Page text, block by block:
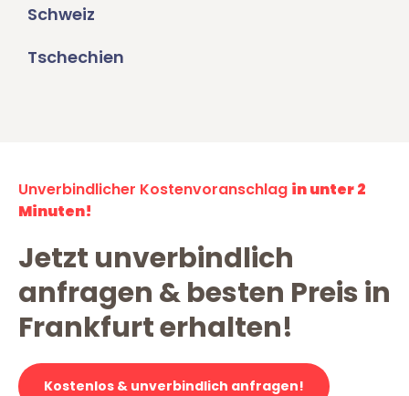
Schweiz
Tschechien
Unverbindlicher Kostenvoranschlag in unter 2
Minuten!
Jetzt unverbindlich
anfragen & besten Preis in
Frankfurt erhalten!
Kostenlos & unverbindlich anfragen!